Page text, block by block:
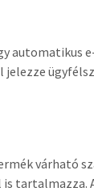
automatikus
jelezze
várható